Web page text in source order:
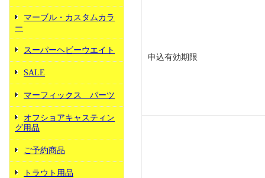
マーブル・カスタムカラ
ー
スーパーヘビーウエイト
SALE
マーフィックス パーツ
オフショアキャスティン
グ用品
ご予約商品
トラウト用品
申込有効期限